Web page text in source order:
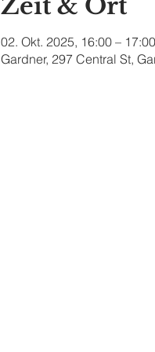
Zeit & Ort
02. Okt. 2025, 16:00 – 17:00
Gardner, 297 Central St,